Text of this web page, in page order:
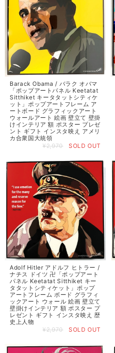
Barack Obama / バラク オバマ
「ポップアートパネル Keetatat
Sitthiket キータタットシティケ
ット」ポップアートフレーム ア
ートボード グラフィックアート
ウォールアート 絵画 壁立て 壁掛
けインテリア 額 ポスター プレゼ
ント ギフト インスタ映え アメリ
カ合衆国大統領
¥2,970
SOLD OUT
Adolf Hitler アドルフ ヒトラー /
ナチス ドイツ 卍「ポップアート
パネル Keetatat Sitthiket キー
タタットシティケット」ポップ
アートフレーム ボード グラフィ
ックアート ウォール 絵画 壁立て
壁掛けインテリア 額 ポスター プ
レゼント ギフト インスタ映え 歴
史上人物
¥2,970
SOLD OUT